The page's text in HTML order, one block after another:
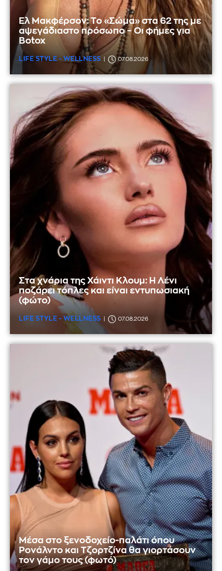
Ελ Μακφέρσον: Το «Σώμα» στα 62 της με
αψεγάδιαστο πρόσωπο – Οι φήμες για
Botox
LIFE STYLE - WELLNESS 07.08.2026
Στα χνάρια της Χάιντι Κλουμ: Η Λένι
ποζάρει τόπλες και είναι εντυπωσιακή
(φώτο)
LIFE STYLE - WELLNESS 07.08.2026
Μέσα στο ξενοδοχείο-παλάτι όπου
Ρονάλντο και Τζορτζίνα θα γιορτάσουν
τον γάμο τους (φωτό)